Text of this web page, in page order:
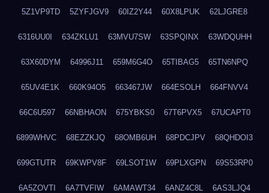
5Z1VP9TD 5ZYFJGV9 60IZ2Y44 60X8LPUK 62LJGRE8
6316UU0I 634ZKLU1 63MVU7SW 63SPQINX 63WDQUHH
63X60DYM 64996J11 659M6G4O 65TIBAG5 65TN6NPQ
65UV4E1K 660K94O5 663467JW 664ESOLH 664FNVV4
66C6U597 66NBHAON 675YBKS0 67T6PVX5 67UCAPT0
6899WHVC 68EZZKJQ 68OMB6UH 68PDCJPV 68QHDOI3
699GTUTR 69KWPV8F 69LSOT1W 69PLXGPN 69S53RP0
6A5ZOVTI 6A7TVFIW 6AMAWT34 6ANZ4C8L 6AS3LJQ4